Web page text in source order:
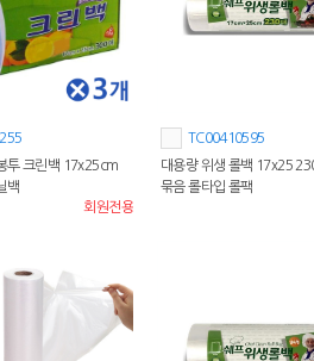
투 크린백 17x25cm
백
회원전용
TC00410595
대용량 위생 롤백 17x25
묶음 롤타입 롤팩